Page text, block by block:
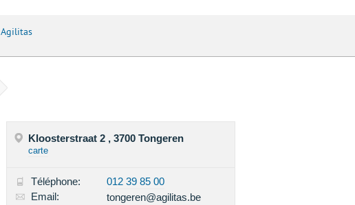
Agilitas
Kloosterstraat 2 , 3700 Tongeren
carte
Téléphone:
012 39 85 00
Email:
tongeren@agilitas.be